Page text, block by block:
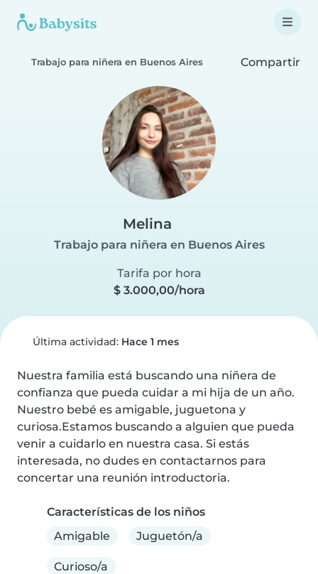
Trabajo para niñera en Buenos Aires Compartir
Melina
Trabajo para niñera en Buenos Aires
Tarifa por hora
$ 3.000,00/hora
Última actividad: Hace 1 mes
Nuestra familia está buscando una niñera de
confianza que pueda cuidar a mi hija de un año.
Nuestro bebé es amigable, juguetona y
curiosa.Estamos buscando a alguien que pueda
venir a cuidarlo en nuestra casa. Si estás
interesada, no dudes en contactarnos para
concertar una reunión introductoria.
Características de los niños
Amigable
Juguetón/a
Curioso/a